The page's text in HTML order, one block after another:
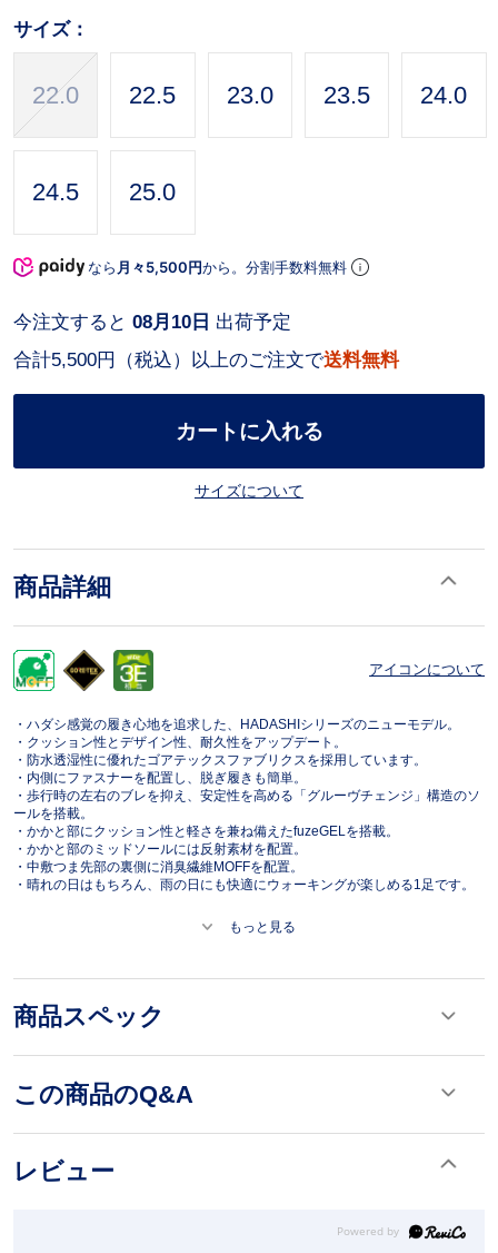
サイズ：
22.0 22.5 23.0 23.5 24.0
24.5 25.0
なら 月々5,500円から。分割手数料無料
合計5,500円（税込）以上のご注文で送料無料
今注文すると 08月10日 出荷予定
カートに入れる
サイズについて
商品詳細
アイコンについて
・ハダシ感覚の履き心地を追求した、HADASHIシリーズのニューモデル。
・クッション性とデザイン性、耐久性をアップデート。
・防水透湿性に優れたゴアテックスファブリクスを採用しています。
・内側にファスナーを配置し、脱ぎ履きも簡単。
・歩行時の左右のブレを抑え、安定性を高める「グルーヴチェンジ」構造のソ
ールを搭載。
・かかと部にクッション性と軽さを兼ね備えたfuzeGELを搭載。
・かかと部のミッドソールには反射素材を配置。
・中敷つま先部の裏側に消臭繊維MOFFを配置。
・晴れの日はもちろん、雨の日にも快適にウォーキングが楽しめる1足です。
もっと見る
商品スペック
この商品のQ&A
レビュー